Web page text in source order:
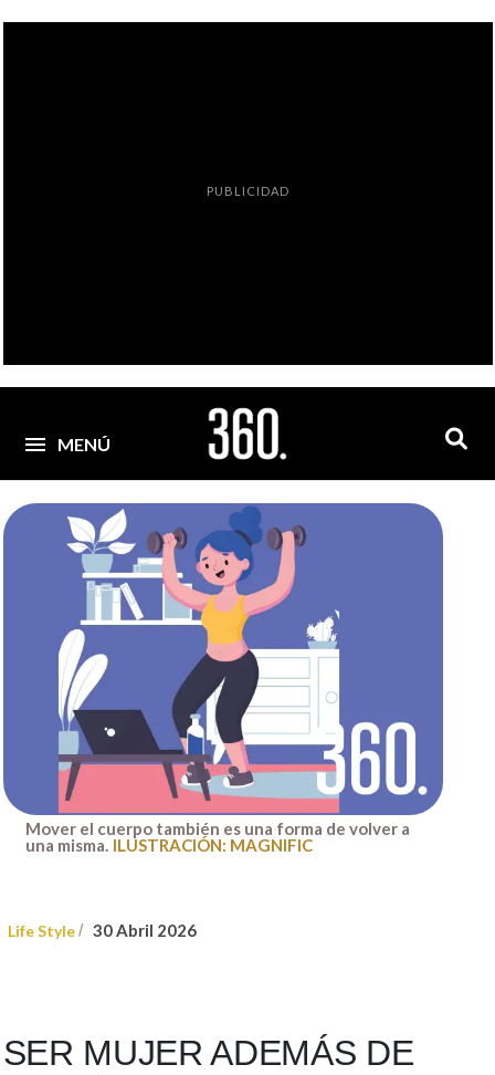
PUBLICIDAD
MENÚ
Mover el cuerpo también es una forma de volver a
una misma. ILUSTRACIÓN: MAGNIFIC
Life Style / 30 Abril 2026
SER MUJER ADEMÁS DE